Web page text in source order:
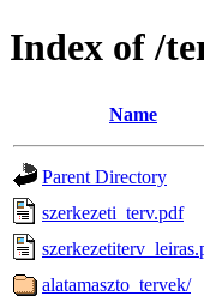
Index of /
Name
Parent Directory
szerkezeti_terv.pdf
alatamaszto_tervek/